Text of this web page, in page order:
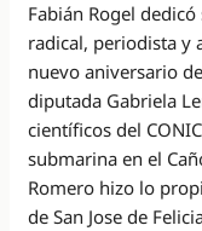
Fabián Rogel
radical, periodista y
nuevo aniversario
diputada Gabriela
científicos del
submarina en el
Romero hizo lo
de San Jose de